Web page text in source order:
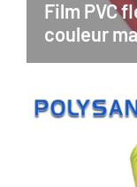
Film PVC
couleur